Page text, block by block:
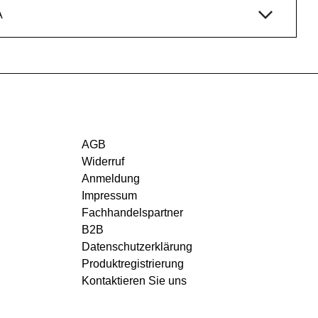
AGB
Widerruf
Anmeldung
Impressum
Fachhandelspartner
B2B
Datenschutzerklärung
Produktregistrierung
Kontaktieren Sie uns